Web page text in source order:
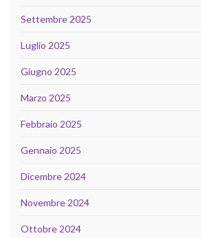
Settembre 2025
Luglio 2025
Giugno 2025
Marzo 2025
Febbraio 2025
Gennaio 2025
Dicembre 2024
Novembre 2024
Ottobre 2024